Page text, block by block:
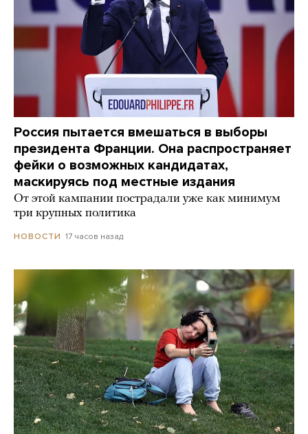
Россия пытается вмешаться в выборы
президента Франции. Она распространяет
фейки о возможных кандидатах,
маскируясь под местные издания
От этой кампании пострадали уже как минимум
три крупных политика
НОВОСТИ 17 часов назад